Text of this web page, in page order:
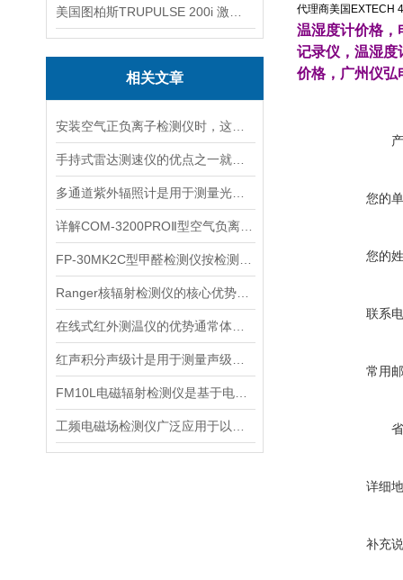
相关文章
代理商美国EXTECH
温湿度计价格，
记录仪，温湿度
价格，广州仪弘
您的
您的
联系
常用
详细
补充